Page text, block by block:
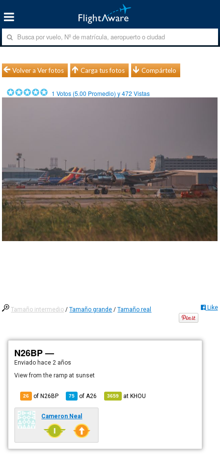
Volver a Ver fotos Carga tus fotos Compártelo
1 Votos (5.00 Promedio) y472 Vistas
Tamaño intermedio /Tamaño grande /Tamaño real Like
N26BP —
Enviado hace 2 años
View from the ramp at sunset
26 of N26BP 75 of A26 3659 atKHOU
Cameron Neal